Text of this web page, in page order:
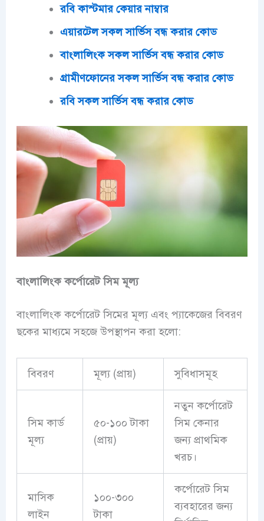
রবি কাস্টমার কেয়ার নাম্বার
এয়ারটেল সকল সার্ভিস বন্ধ করার কোড
বাংলালিংক সকল সার্ভিস বন্ধ করার কোড
গ্রামীণফোনের সকল সার্ভিস বন্ধ করার কোড
রবি সকল সার্ভিস বন্ধ করার কোড
বাংলালিংককর্পোরেট সিম মূল্য
বাংলালিংক কর্পোরেট সিমের মূল্য এবং প্যাকেজের বিবরণ
ছকের মাধ্যমে সহজে উপস্থাপন করা হলো:
বিবরণ মূল্য (প্রায়) সুবিধাসমূহ
সিম কার্ড
মূল্য
৫০-১০০ টাকা
(প্রায়)
নতুন কর্পোরেট
সিম কেনার
জন্য প্রাথমিক
খরচ।
মাসিক
লাইন
১০০-৩০০
টাকা
কর্পোরেট সিম
ব্যবহারের জন্য